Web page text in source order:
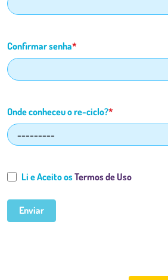
Confirmar senha*
Onde conheceu o re-ciclo?*
Li e Aceito osTermos de Uso
Enviar